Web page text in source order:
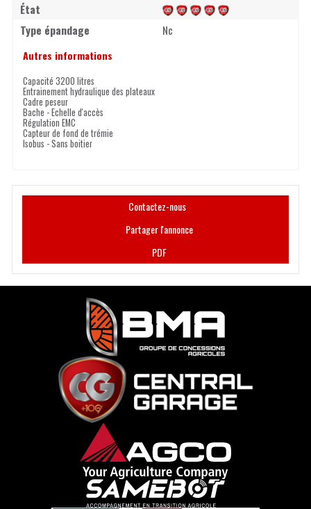
État
Type épandage
Nc
Autres informations
Capacité 3200 litres
Entrainement hydraulique des plateaux
Cadre peseur
Bache - Echelle d'accès
Régulation EMC
Capteur de fond de trémie
Isobus - Sans boitier
Contactez-nous
Partager l'annonce
PDF